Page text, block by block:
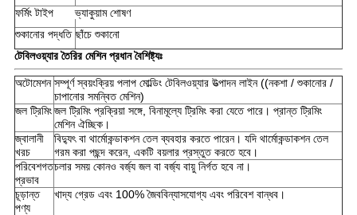
ফর্মিং টাইপ
ভ্যাকুয়াম শোষণ
শুকানোর পদ্ধতি ছাঁচে শুকানো
টেবিলওয়্যার তৈরির মেশিন প্রধান বৈশিষ্ট্যঃ
অটোমেশন সম্পূর্ণ স্বয়ংক্রিয় পলাপ মোল্ডিং টেবিলওয়্যার উত্পাদন লাইন ((নকশা / শুকানোর /
চাপানোর সমন্বিত মেশিন)
জল ট্রিমিংজল ট্রিমিং প্রক্রিয়া সঙ্গে, বিনামূল্যে ট্রিমিং করা যেতে পারে। প্রান্ত ট্রিমিং
মেশিন ঐচ্ছিক।
জ্বালানী
খরচ
বিদ্যুৎ বা থার্মোকন্ডাকশন তেল ব্যবহার করতে পারেন। যদি থার্মোকন্ডাকশন তেল
গরম করা পছন্দ করেন, একটি বয়লার প্রস্তুত করতে হবে।
পরিবেশগত
প্রভাব
চলার সময় কোনও বর্জ্য জল বা বর্জ্য বায়ু নির্গত হবে না।
চূড়ান্ত
পণ্য
খাদ্য গ্রেড এবং 100% জৈববিন্যাসযোগ্য এবং পরিবেশ বান্ধব।